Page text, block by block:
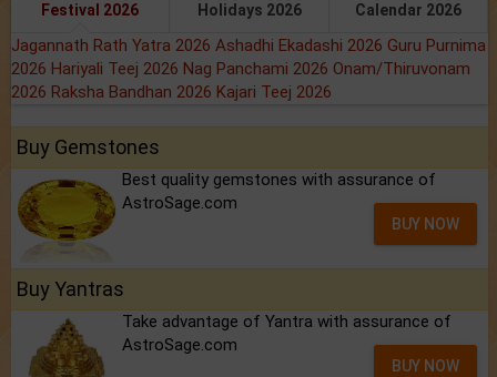
Festival 2026 Holidays 2026 Calendar 2026
Jagannath Rath Yatra 2026 Ashadhi Ekadashi 2026 Guru Purnima
2026 Hariyali Teej 2026 Nag Panchami 2026 Onam/Thiruvonam
2026 Raksha Bandhan 2026 Kajari Teej 2026
Buy Gemstones
Best quality gemstones with assurance of
AstroSage.com
BUY NOW
Buy Yantras
Take advantage of Yantra with assurance of
AstroSage.com
BUY NOW